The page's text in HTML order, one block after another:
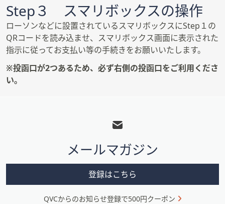
Step３ スマリボックスの操作
ローソンなどに設置されているスマリボックスにStep１の
QRコードを読み込ませ、スマリボックス画面に表示された
指示に従ってお支払い等の手続きをお願いいたします。
※投函口が2つあるため、必ず右側の投函口をご利用くださ
い。
メ
ニ
メールマガジン
登録はこちら
QVCからのお知らせ登録で500円クーポン